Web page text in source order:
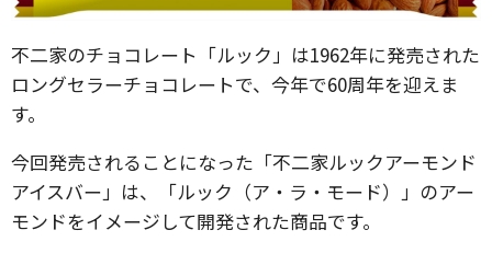
不二家のチョコレート「ルック」は1962年に発売された
ロングセラーチョコレートで、今年で60周年を迎えま
す。
今回発売されることになった「不二家ルックアーモンド
アイスバー」は、「ルック（ア・ラ・モード）」のアー
モンドをイメージして開発された商品です。